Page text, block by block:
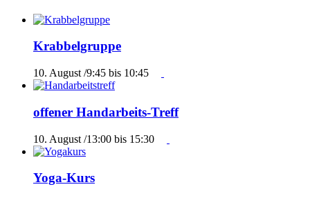
Krabbelgruppe
10. August /9:45 bis 10:45
offener Handarbeits-Treff
10. August /13:00 bis 15:30
Yoga-Kurs